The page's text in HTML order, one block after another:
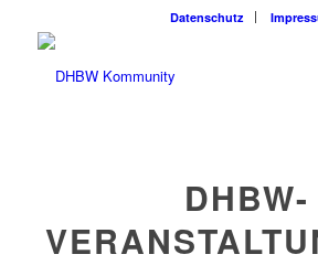
Datenschutz
DHBW-